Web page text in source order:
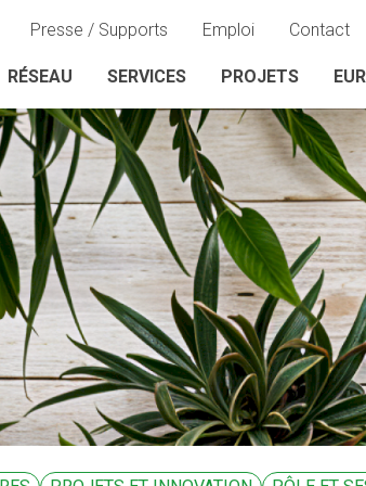
Presse / Supports Emploi Contact
RÉSEAU SERVICES PROJETS